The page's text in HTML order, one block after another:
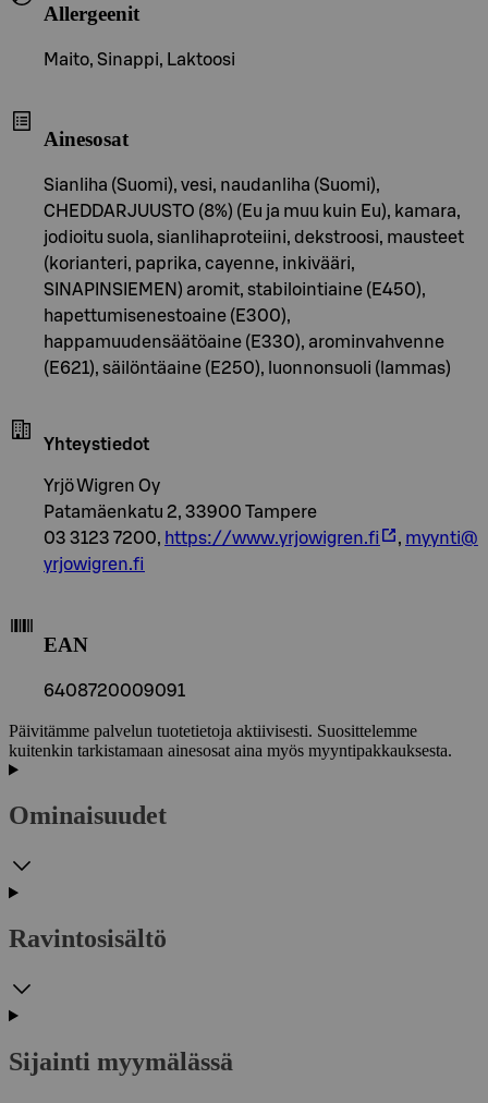
Allergeenit
Maito, Sinappi, Laktoosi
Ainesosat
Sianliha (Suomi), vesi, naudanliha (Suomi),
CHEDDARJUUSTO (8%) (Eu ja muu kuin Eu), kamara,
jodioitu suola, sianlihaproteiini, dekstroosi, mausteet
(korianteri, paprika, cayenne, inkivääri,
SINAPINSIEMEN) aromit, stabilointiaine (E450),
hapettumisenestoaine (E300),
happamuudensäätöaine (E330), arominvahvenne
(E621), säilöntäaine (E250), luonnonsuoli (lammas)
Yhteystiedot
Yrjö Wigren Oy
Patamäenkatu 2, 33900 Tampere
03 3123 7200, https://www.yrjowigren.fi , myynti@
yrjowigren.fi
EAN
6408720009091
Päivitämme palvelun tuotetietoja aktiivisesti. Suosittelemme
kuitenkin tarkistamaan ainesosat aina myös myyntipakkauksesta.
Ominaisuudet
Ravintosisältö
Sijainti myymälässä